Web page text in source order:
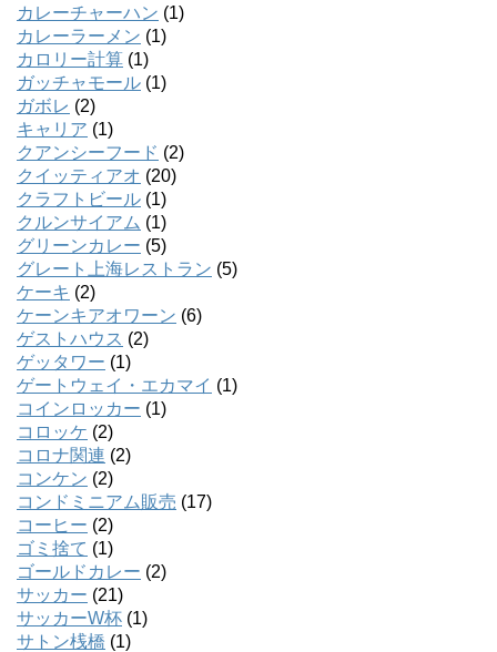
カレーチャーハン (1)
カレーラーメン (1)
カロリー計算 (1)
ガッチャモール (1)
ガボレ (2)
キャリア (1)
クアンシーフード (2)
クイッティアオ (20)
クラフトビール (1)
クルンサイアム (1)
グリーンカレー (5)
グレート上海レストラン (5)
ケーキ (2)
ケーンキアオワーン (6)
ゲストハウス (2)
ゲッタワー (1)
ゲートウェイ・エカマイ (1)
コインロッカー (1)
コロッケ (2)
コロナ関連 (2)
コンケン (2)
コンドミニアム販売 (17)
コーヒー (2)
ゴミ捨て (1)
ゴールドカレー (2)
サッカー (21)
サッカーW杯 (1)
サトン桟橋 (1)